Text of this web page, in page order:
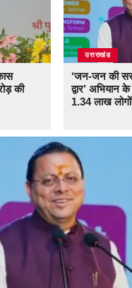
की
उत्तराखंड
‘जन-जन की
द्वार’
1.34 लाख लोगों